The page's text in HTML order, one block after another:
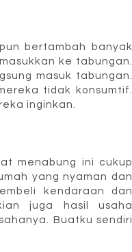
bertambah banyak
ke tabungan.
masuk tabungan.
tidak konsumtif.
inginkan.
menabung ini cukup
yang nyaman dan
kendaraan dan
juga hasil usaha
Buatku sendiri